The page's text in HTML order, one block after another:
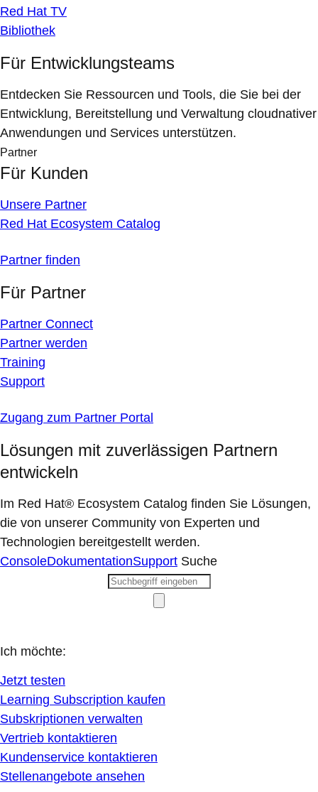
Red Hat TV
Bibliothek
Für Entwicklungsteams
Entdecken Sie Ressourcen und Tools, die Sie bei der
Entwicklung, Bereitstellung und Verwaltung cloudnativer
Anwendungen und Services unterstützen.
Partner
Für Kunden
Unsere Partner
Red Hat Ecosystem Catalog
Partner finden
Für Partner
Partner Connect
Partner werden
Training
Support
Zugang zum Partner Portal
Lösungen mit zuverlässigen Partnern
entwickeln
Im Red Hat® Ecosystem Catalog finden Sie Lösungen,
die von unserer Community von Experten und
Technologien bereitgestellt werden.
ConsoleDokumentationSupport Suche
Ich möchte:
Jetzt testen
Learning Subscription kaufen
Subskriptionen verwalten
Vertrieb kontaktieren
Kundenservice kontaktieren
Stellenangebote ansehen